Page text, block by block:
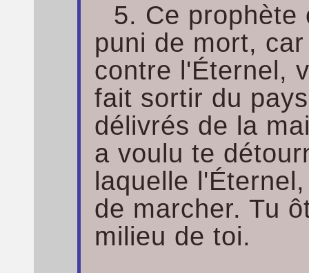
5. Ce prophète
puni de mort,
contre l'Éternel,
fait sortir du
délivrés de la
a voulu te
laquelle
de marcher. Tu
milieu de toi.